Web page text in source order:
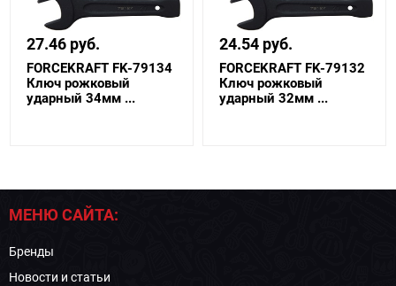
27.46 руб.
FORCEKRAFT FK-79134
Ключ рожковый
ударный 34мм ...
24.54 руб.
FORCEKRAFT FK-79132
Ключ рожковый
ударный 32мм ...
МЕНЮ САЙТА:
Бренды
Новости и статьи